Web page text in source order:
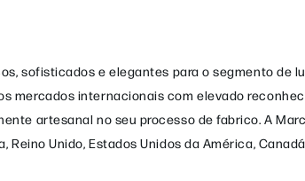
sofisticados e elegantes para o segmento de
mercados internacionais com elevado
artesanal no seu processo de fabrico. A
Unido, Estados Unidos da América,